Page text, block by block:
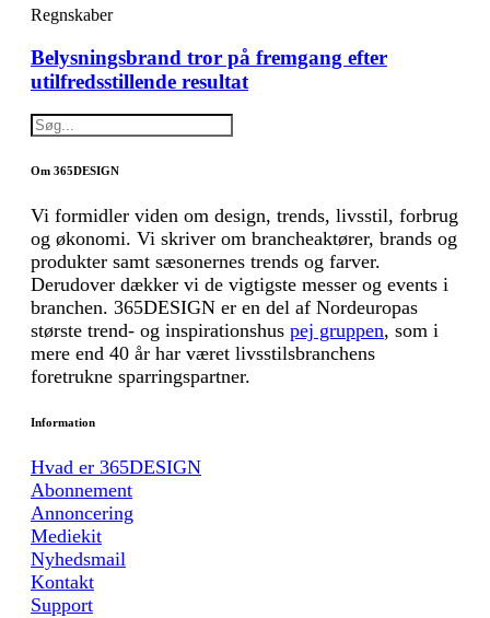
Regnskaber
Belysningsbrand tror på fremgang efter
utilfredsstillende resultat
Om 365DESIGN
Vi formidler viden om design, trends, livsstil, forbrug
og økonomi. Vi skriver om brancheaktører, brands og
produkter samt sæsonernes trends og farver.
Derudover dækker vi de vigtigste messer og events i
branchen. 365DESIGN er en del af Nordeuropas
største trend- og inspirationshus pej gruppen, som i
mere end 40 år har været livsstilsbranchens
foretrukne sparringspartner.
Information
Hvad er 365DESIGN
Abonnement
Annoncering
Mediekit
Nyhedsmail
Kontakt
Support